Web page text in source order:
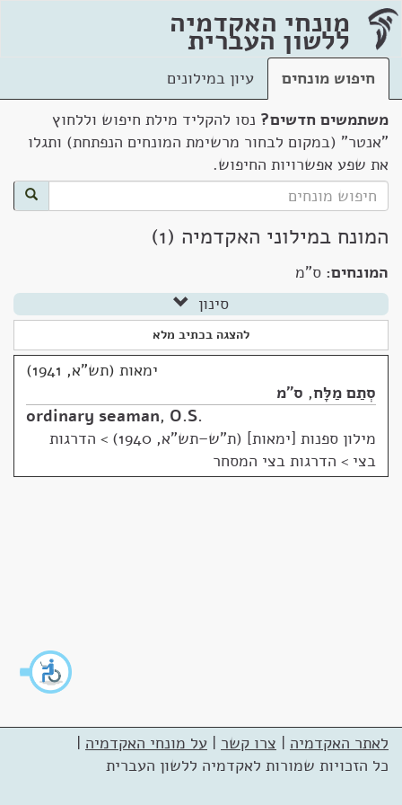
מונחי האקדמיה
ללשון העברית
חיפוש מונחים
עיון במילונים
משתמשים חדשים? נסו להקליד מילת חיפוש וללחוץ
"אנטר" (במקום לבחור מרשימת המונחים הנפתחת) ותגלו
את שפע אפשרויות החיפוש.
המונח במילוני האקדמיה (1)
המונחים: ס"מ
סינון
להצגה בכתיב מלא
ימאות (תש"א, 1941)
סְתַם מַלָּח, ס"מ
ordinary seaman, O.S.
מילון ספנות [ימאות] (ת"ש–תש"א, 1940)
> הדרגות
בצי > הדרגות בצי המסחר
לאתר האקדמיה | צרו קשר | על מונחי האקדמיה |
כל הזכויות שמורות לאקדמיה ללשון העברית